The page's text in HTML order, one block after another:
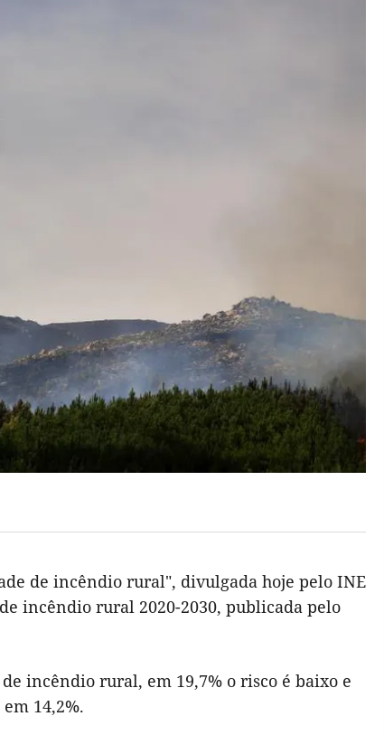
de incêndio rural", divulgada hoje pelo INE
incêndio rural 2020-2030, publicada pelo
incêndio rural, em 19,7% o risco é baixo e
14,2%.